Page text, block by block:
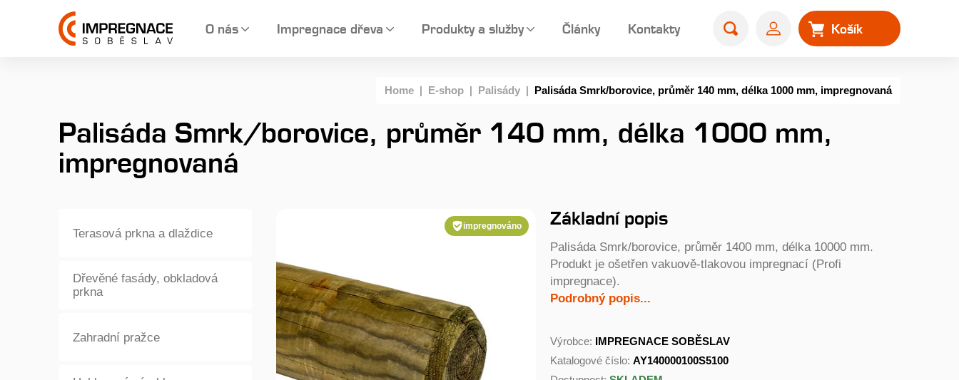
O nás Impregnace dřeva Produkty a služby Články Kontakty Košík
Home | E-shop | Palisády | Palisáda Smrk/borovice, průměr 140 mm, délka 1000 mm, impregnovaná
Palisáda Smrk/borovice, průměr 140 mm, délka 1000 mm,
impregnovaná
Terasová prkna a dlaždice
Dřevěné fasády, obkladová
prkna
Zahradní pražce
impregnováno Základní popis
Palisáda Smrk/borovice, průměr 1400 mm, délka 10000 mm.
Produkt je ošetřen vakuově-tlakovou impregnací (Profi
impregnace).
Podrobný popis...
Výrobce: IMPREGNACE SOBĚSLAV
Katalogové číslo:AY140000100S5100